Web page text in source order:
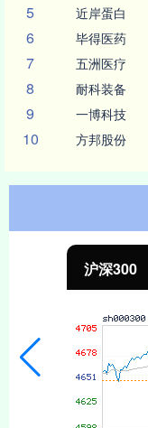
5 近岸蛋白
6 毕得医药
7 五洲医疗
8 耐科装备
9 一博科技
10 方邦股份
北证50